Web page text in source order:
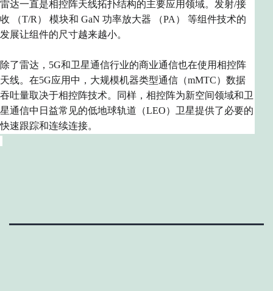
雷达一直是相控阵天线拓扑结构的主要应用领域。发射/接
收 （T/R） 模块和 GaN 功率放大器 （PA） 等组件技术的
发展让组件的尺寸越来越小。
除了雷达， 5G和卫星通信行业的商业通信也在使用相控阵
天线。在5G应用中，大规模机器类型通信（mMTC）数据
吞吐量取决于相控阵技术。同样，相控阵为新空间领域和卫
星通信中日益常见的低地球轨道（LEO）卫星提供了必要的
快速跟踪和连续连接。